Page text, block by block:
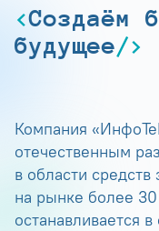
Создаём
будущее
Компания
отечественным
в области
на рынке более
останавливается